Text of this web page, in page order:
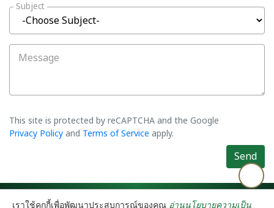
Subject
Message
This site is protected by reCAPTCHA and the Google
Privacy Policyand Terms of Service apply.
Send
©2026 Asiatic Agro Industry Co., Ltd. All rights reserved.Privacy Policy
เราใช้คุกกี้เพื่อพัฒนาประสบการณ์ของคุณ อ่านนโยบายความเป็น